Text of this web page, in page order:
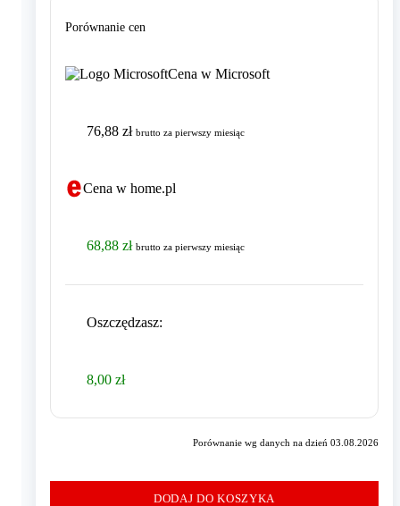
Porównanie cen
Cena w Microsoft
76,88 zł brutto za pierwszy miesiąc
Cena w home.pl
68,88 zł brutto za pierwszy miesiąc
Oszczędzasz:
8,00 zł
Porównanie wg danych na dzień 03.08.2026
DODAJ DO KOSZYKA